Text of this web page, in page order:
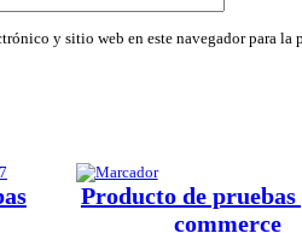
y sitio web en este navegador para la
Producto de pruebas
commerce